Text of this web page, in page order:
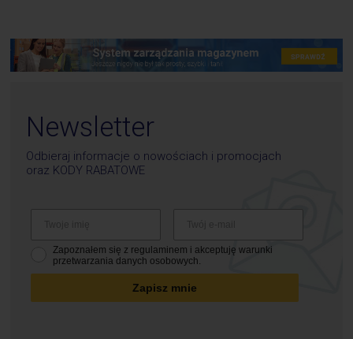
Newsletter
Odbieraj informacje o nowościach i promocjach
oraz KODY RABATOWE
Zapoznałem się z regulaminem i akceptuję warunki
przetwarzania danych osobowych.
Zapisz mnie